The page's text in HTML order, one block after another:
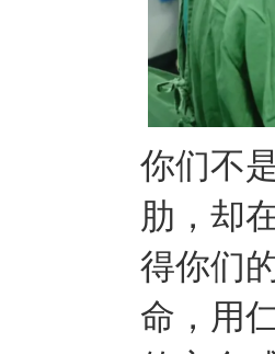
你们不
肋，却
得你们
命，用